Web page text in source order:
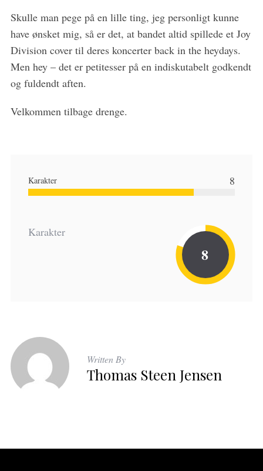
Skulle man pege på en lille ting, jeg personligt kunne
have ønsket mig, så er det, at bandet altid spillede et Joy
Division cover til deres koncerter back in the heydays.
Men hey – det er petitesser på en indiskutabelt godkendt
og fuldendt aften.
Velkommen tilbage drenge.
Karakter 8
Karakter
8
Written By
Thomas Steen Jensen